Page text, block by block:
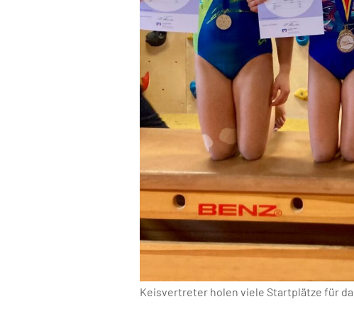
Keisvertreter holen viele Startplätze für